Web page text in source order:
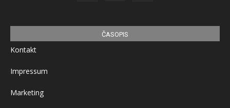
ČASOPIS
Kontakt
Impressum
Marketing